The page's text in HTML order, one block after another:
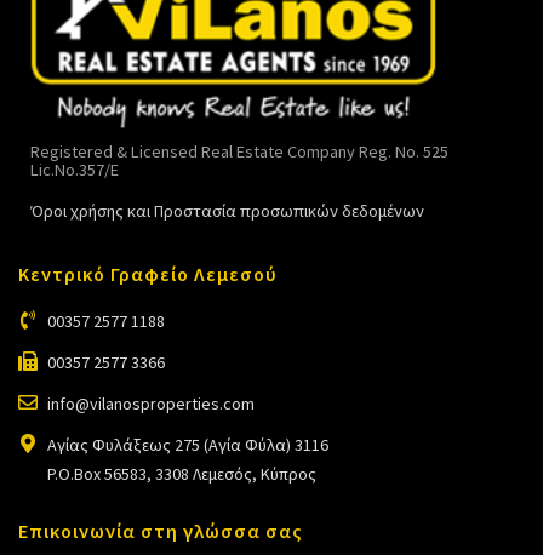
Registered & Licensed Real Estate Company Reg. No. 525
Lic.No.357/E
Όροι χρήσης και Προστασία προσωπικών δεδομένων
Κεντρικό Γραφείο Λεμεσού
00357 2577 1188
00357 2577 3366
info@vilanosproperties.com
Αγίας Φυλάξεως 275 (Αγία Φύλα) 3116
P.O.Box 56583, 3308 Λεμεσός, Κύπρος
Επικοινωνία στη γλώσσα σας